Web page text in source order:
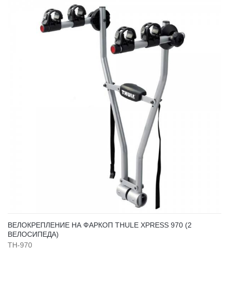
ВЕЛОКРЕПЛЕНИЕ НА ФАРКОП THULE XPRESS 970 (2
ВЕЛОСИПЕДА)
TH-970